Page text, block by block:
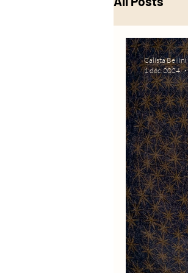
Musique
Calista Bellini
1 déc. 2024